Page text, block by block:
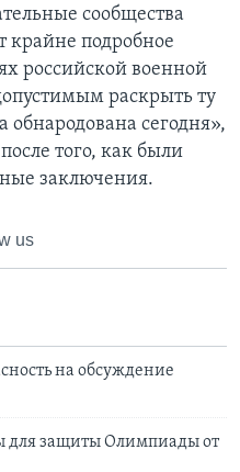
сообщества
крайне подробное
российской военной
раскрыть ту
сегодня»,
того, как были
заключения.
us
на обсуждение
для защиты Олимпиады от